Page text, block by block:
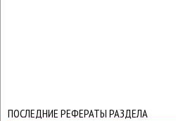
ПОСЛЕДНИЕ РЕФЕРАТЫ РАЗДЕЛА